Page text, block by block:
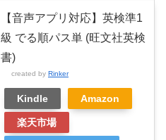
【音声アプリ対応】英検準1
級 でる順パス単 (旺文社英検
書)
created by Rinker
Kindle Amazon
楽天市場